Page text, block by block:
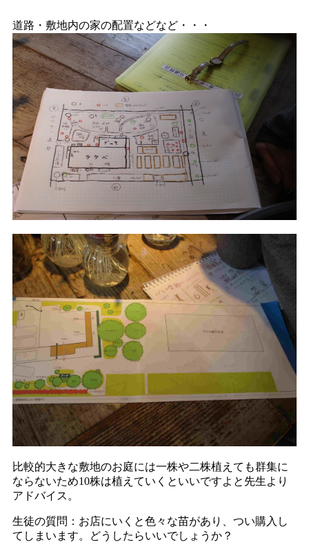
道路・敷地内の家の配置などなど・・・
比較的大きな敷地のお庭には一株や二株植えても群集に
ならないため10株は植えていくといいですよと先生より
アドバイス。
生徒の質問：お店にいくと色々な苗があり、つい購入し
てしまいます。どうしたらいいでしょうか？